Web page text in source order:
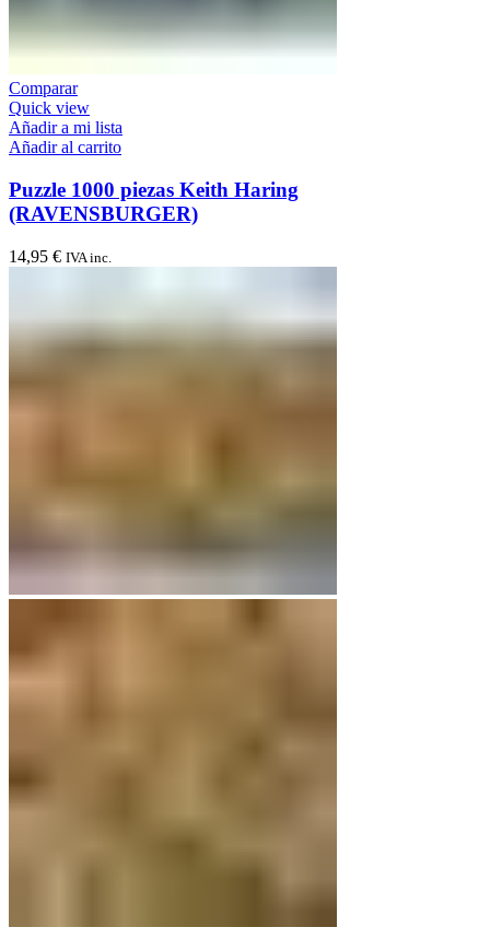
Comparar
Quick view
Añadir a mi lista
Añadir al carrito
Puzzle 1000 piezas Keith Haring
(RAVENSBURGER)
14,95 € IVA inc.